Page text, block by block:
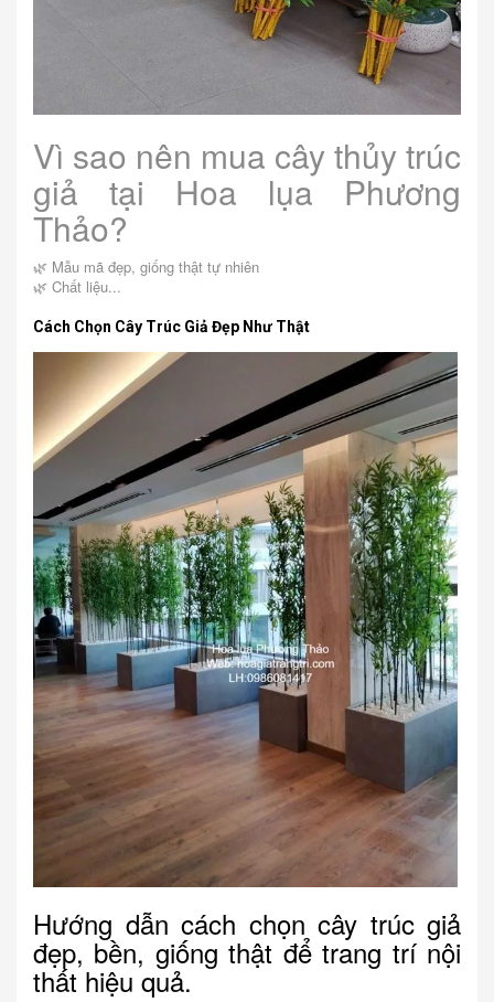
Vì sao nên mua cây thủy trúc
giả tại Hoa lụa Phương
Thảo?
🌿 Mẫu mã đẹp, giống thật tự nhiên
🌿 Chất liệu...
Cách Chọn Cây Trúc Giả Đẹp Như Thật
Hướng dẫn cách chọn cây trúc giả
đẹp, bền, giống thật để trang trí nội
thất hiệu quả.